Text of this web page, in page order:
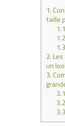
1.
taille
2.
un
3.